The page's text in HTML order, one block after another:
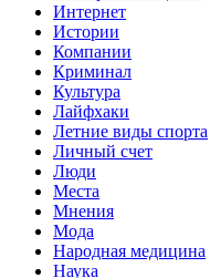
Интернет
Истории
Компании
Криминал
Культура
Лайфхаки
Летние виды спорта
Личный счет
Люди
Места
Мнения
Мода
Народная медицина
Наука